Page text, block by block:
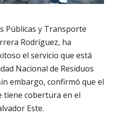
Públicas y Transporte
Rodríguez, ha
el servicio que está
Nacional de Residuos
embargo, confirmó que el
tiene cobertura en el
Este.